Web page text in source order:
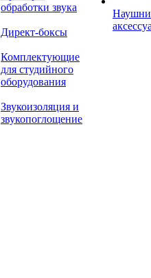
обработки звука
Директ-боксы
Комплектующие
для студийного
оборудования
Звукоизоляция и
звукопоглощение